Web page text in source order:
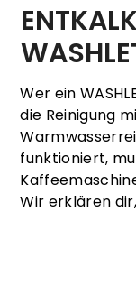
Wer ein
die Reinigung
funktioniert,
Wir erklären